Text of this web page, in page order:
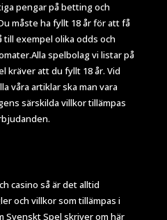
pengar på betting och
måste ha fyllt 18 år för att få
till exempel olika odds och
spelbolag vi listar på
kräver att du fyllt 18 år. Vid
våra artiklar ska man vara
särskilda villkor tillämpas
casino så är det alltid
och villkor som tillämpas i
Svenskt Spel skriver om här